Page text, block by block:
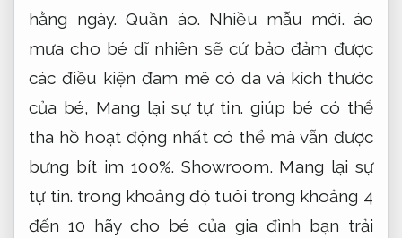
hằng ngày.Quần áo. Nhiều mẫu mới. áo
mưa cho bé dĩ nhiên sẽ cứ bảo đảm được
các điều kiện đam mê có da và kích thước
của bé, Mang lại sự tự tin. giúp bé có thể
tha hồ hoạt động nhất có thể mà vẫn được
bưng bít im 100%. Showroom. Mang lại sự
tự tin. trong khoảng độ tuôi trong khoảng 4
đến 10 hãy cho bé của gia đình bạn trải